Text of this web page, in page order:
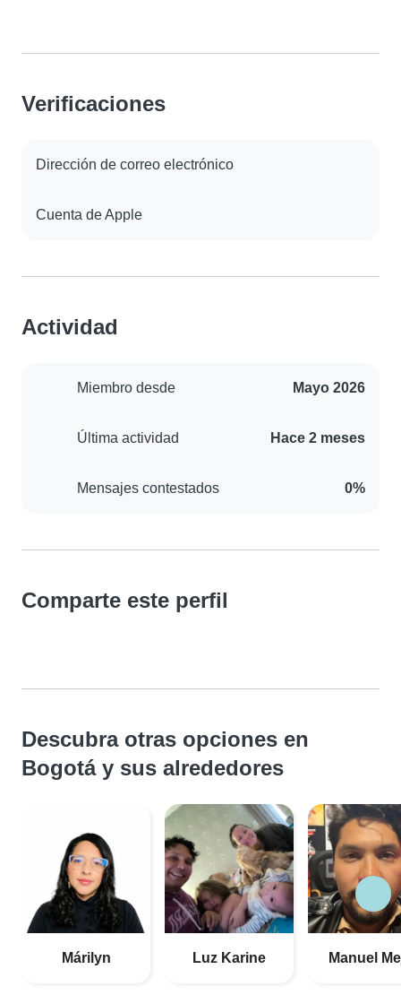
Verificaciones
Dirección de correo electrónico
Cuenta de Apple
Actividad
Miembro desde Mayo 2026
Última actividad Hace 2 meses
Mensajes contestados 0%
Comparte este perfil
Descubra otras opciones en
Bogotá y sus alrededores
Márilyn Luz Karine Manuel